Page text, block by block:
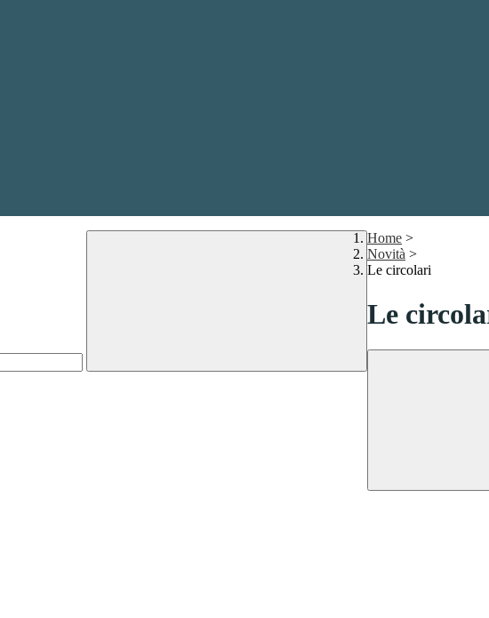
Home >
Novità >
Le circolari
Le